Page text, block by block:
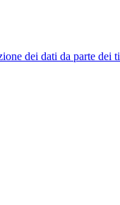
dei dati da parte